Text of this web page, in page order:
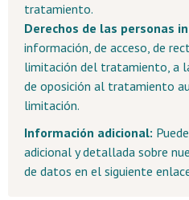
tratamiento.
Derechos de las personas
información, de acceso, de
limitación del tratamiento, a
de oposición al tratamiento
limitación.
Información adicional:
adicional y detallada sobre
de datos en el siguiente